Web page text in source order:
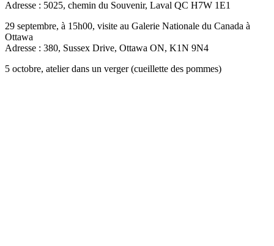
Adresse : 5025, chemin du Souvenir, Laval QC H7W 1E1
29 septembre, à 15h00, visite au Galerie Nationale du Canada à
Ottawa
Adresse : 380, Sussex Drive, Ottawa ON, K1N 9N4
5 octobre, atelier dans un verger (cueillette des pommes)